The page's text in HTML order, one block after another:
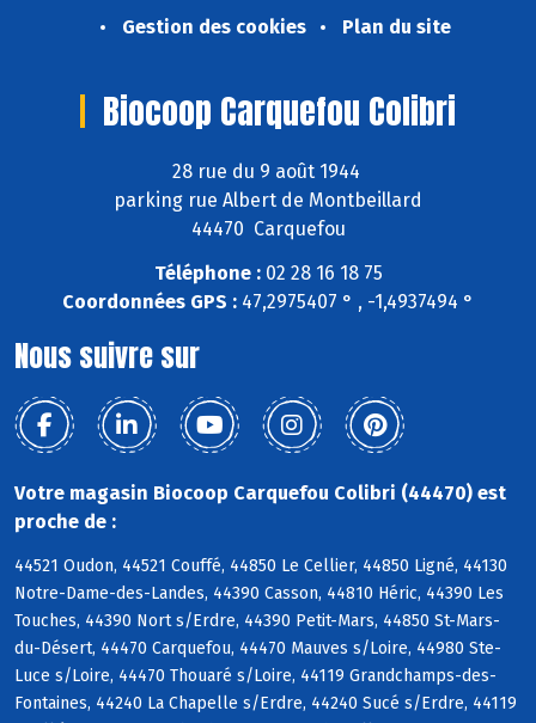
Gestion des cookies
Plan du site
Biocoop Carquefou Colibri
28 rue du 9 août 1944
parking rue Albert de Montbeillard
44470 Carquefou
Téléphone :02 28 16 18 75
Coordonnées GPS : 47,2975407 ° , -1,4937494 °
Nous suivre sur
Votre magasin Biocoop Carquefou Colibri (44470) est
proche de :
44521 Oudon, 44521 Couffé, 44850 Le Cellier, 44850 Ligné, 44130
Notre-Dame-des-Landes, 44390 Casson, 44810 Héric, 44390 Les
Touches, 44390 Nort s/Erdre, 44390 Petit-Mars, 44850 St-Mars-
du-Désert, 44470 Carquefou, 44470 Mauves s/Loire, 44980 Ste-
Luce s/Loire, 44470 Thouaré s/Loire, 44119 Grandchamps-des-
Fontaines, 44240 La Chapelle s/Erdre, 44240 Sucé s/Erdre, 44119